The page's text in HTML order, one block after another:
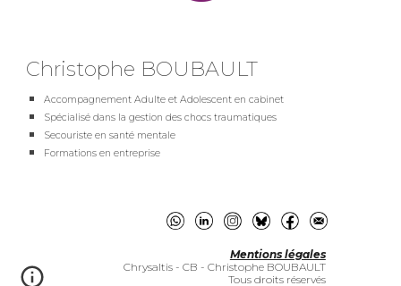
Christophe BOUBAULT
Accompagnement Adulte et Adolescent en cabinet
Spécialisé dans la gestion des chocs traumatiques
Secouriste en santé mentale
Formations en entreprise
Mentions légales
Chrysaltis - CB - Christophe BOUBAULT
Tous droits réservés